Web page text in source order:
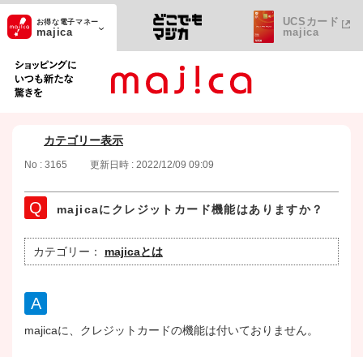
ショッピングにいつも新たな驚きを
お得な電子マネー
majica
UCSカード
majica
カテゴリー表示
No : 3165 更新日時 : 2022/12/09 09:09
majicaにクレジットカード機能はありますか？
カテゴリー： majicaとは
majicaに、クレジットカードの機能は付いておりません。